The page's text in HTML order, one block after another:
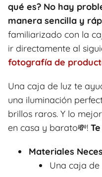
qué es? No hay
manera sencilla y
familiarizado con la
ir directamente al
fotografía de
Una caja de luz te
una iluminación
brillos raros. Y lo
en casa y barato💸!
Materiales
Una caja